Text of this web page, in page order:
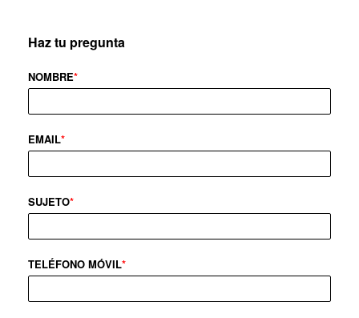
Haz tu pregunta
NOMBRE*
EMAIL*
SUJETO*
TELÉFONO MÓVIL*